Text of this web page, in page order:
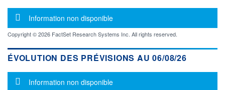
Message d'information
Information non disponible
Copyright © 2026 FactSet Research Systems Inc. All rights reserved.
ÉVOLUTION DES PRÉVISIONS AU 06/08/26
Message d'information
Information non disponible